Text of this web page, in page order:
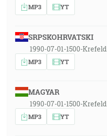
MP3 YT
SRPSKOHRVATSKI
1990-07-01-1500-Krefeld
MP3 YT
MAGYAR
1990-07-01-1500-Krefeld
MP3 YT